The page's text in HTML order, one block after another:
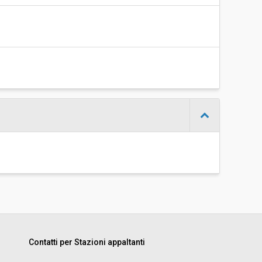
Contatti per Stazioni appaltanti